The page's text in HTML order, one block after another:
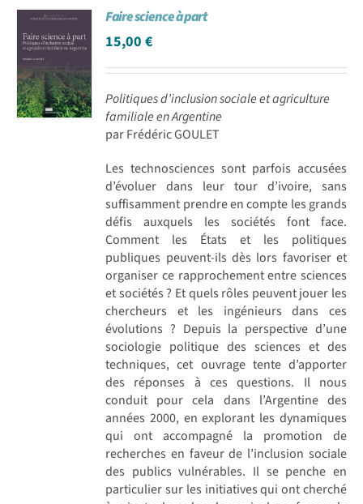
Achat en ligne
Panier WooCommerce
Faire science à part
15,00€
Politiques d’inclusion sociale et agriculture
familiale en Argentine
par Frédéric GOULET
Les technosciences sont parfois accusées
d’évoluer dans leur tour d’ivoire, sans
suffisamment prendre en compte les grands
défis auxquels les sociétés font face.
Comment les États et les politiques
publiques peuvent-ils dès lors favoriser et
organiser ce rapprochement entre sciences
et sociétés ? Et quels rôles peuvent jouer les
chercheurs et les ingénieurs dans ces
évolutions ? Depuis la perspective d’une
sociologie politique des sciences et des
techniques, cet ouvrage tente d’apporter
des réponses à ces questions. Il nous
conduit pour cela dans l’Argentine des
années 2000, en explorant les dynamiques
qui ont accompagné la promotion de
recherches en faveur de l’inclusion sociale
des publics vulnérables. Il se penche en
particulier sur les initiatives qui ont cherché